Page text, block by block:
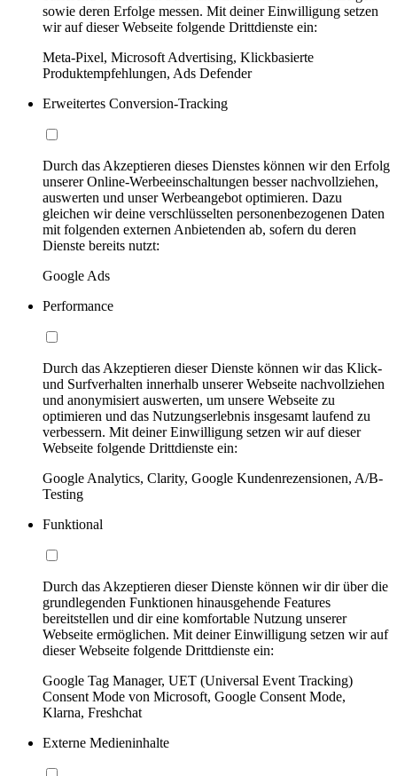
sowie deren Erfolge messen. Mit deiner Einwilligung setzen
wir auf dieser Webseite folgende Drittdienste ein:
Meta-Pixel, Microsoft Advertising, Klickbasierte
Produktempfehlungen, Ads Defender
Erweitertes Conversion-Tracking
Durch das Akzeptieren dieses Dienstes können wir den Erfolg
unserer Online-Werbeeinschaltungen besser nachvollziehen,
auswerten und unser Werbeangebot optimieren. Dazu
gleichen wir deine verschlüsselten personenbezogenen Daten
mit folgenden externen Anbietenden ab, sofern du deren
Dienste bereits nutzt:
Google Ads
Performance
Durch das Akzeptieren dieser Dienste können wir das Klick-
und Surfverhalten innerhalb unserer Webseite nachvollziehen
und anonymisiert auswerten, um unsere Webseite zu
optimieren und das Nutzungserlebnis insgesamt laufend zu
verbessern. Mit deiner Einwilligung setzen wir auf dieser
Webseite folgende Drittdienste ein:
Google Analytics, Clarity, Google Kundenrezensionen, A/B-
Testing
Funktional
Durch das Akzeptieren dieser Dienste können wir dir über die
grundlegenden Funktionen hinausgehende Features
bereitstellen und dir eine komfortable Nutzung unserer
Webseite ermöglichen. Mit deiner Einwilligung setzen wir auf
dieser Webseite folgende Drittdienste ein:
Google Tag Manager, UET (Universal Event Tracking)
Consent Mode von Microsoft, Google Consent Mode,
Klarna, Freshchat
Externe Medieninhalte